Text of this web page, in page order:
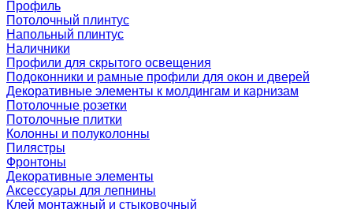
Профиль
Потолочный плинтус
Напольный плинтус
Наличники
Профили для скрытого освещения
Подоконники и рамные профили для окон и дверей
Декоративные элементы к молдингам и карнизам
Потолочные розетки
Потолочные плитки
Колонны и полуколонны
Пилястры
Фронтоны
Декоративные элементы
Аксессуары для лепнины
Клей монтажный и стыковочный